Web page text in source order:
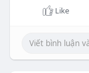
Like